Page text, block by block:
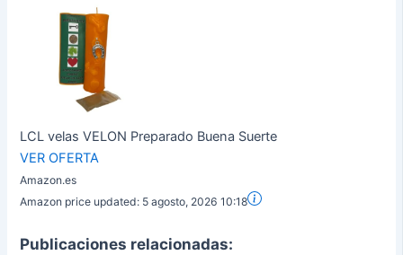
LCL velas VELON Preparado Buena Suerte
VER OFERTA
Amazon.es
Amazon price updated: 5 agosto, 2026 10:18
Publicaciones relacionadas: